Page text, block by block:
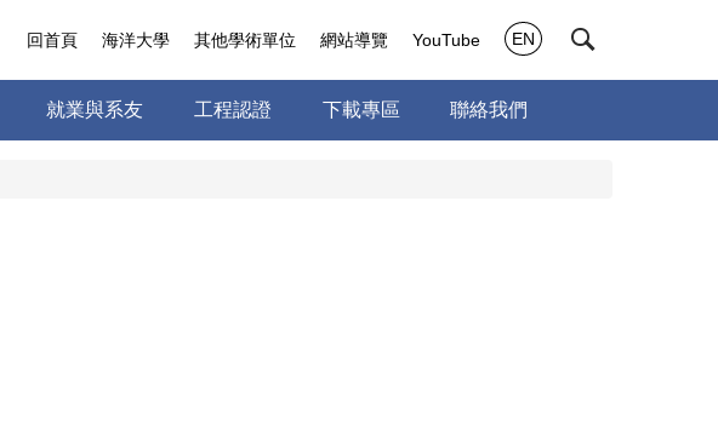
回首頁 海洋大學 其他學術單位 網站導覽 YouTube EN
就業與系友 工程認證 下載專區 聯絡我們